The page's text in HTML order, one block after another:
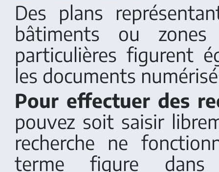
Des plans
bâtiments ou zones
particulières figurent
les documents
Pour effectuer des
pouvez soit saisir
recherche ne
terme figure dans